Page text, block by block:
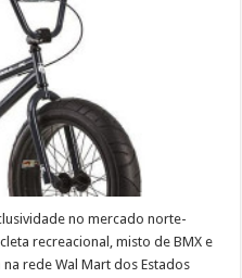
no mercado norte-
recreacional, misto de BMX e
rede Wal Mart dos Estados